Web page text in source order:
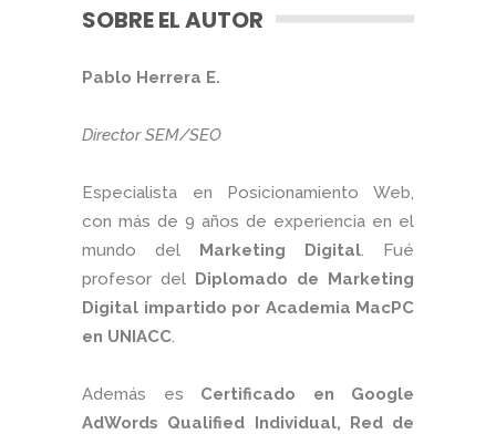
SOBRE EL AUTOR
Pablo Herrera E.
Director SEM/SEO
Especialista en Posicionamiento Web,
con más de 9 años de experiencia en el
mundo del Marketing Digital. Fué
profesor del Diplomado de Marketing
Digital impartido por Academia MacPC
en UNIACC.
Además es Certificado en Google
AdWords Qualified Individual, Red de